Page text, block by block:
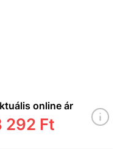
online ár
292 Ft